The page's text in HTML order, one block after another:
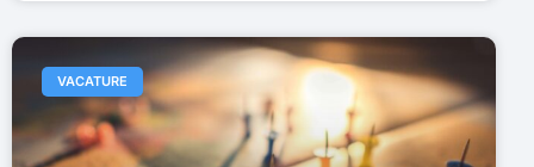
VACATURE